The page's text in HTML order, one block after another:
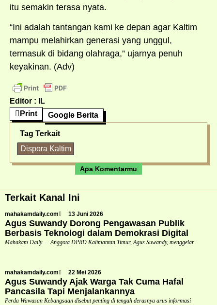
itu semakin terasa nyata.
“Ini adalah tantangan kami ke depan agar Kaltim
mampu melahirkan generasi yang unggul,
termasuk di bidang olahraga,” ujarnya penuh
keyakinan. (Adv)
Editor : IL
Print
Google Berita
Tag Terkait
Dispora Kaltim
Apa Komentarmu
Terkait Kanal Ini
mahakamdaily.com 13 Juni 2026
Agus Suwandy Dorong Pengawasan Publik
Berbasis Teknologi dalam Demokrasi Digital
Mahakam Daily — Anggota DPRD Kalimantan Timur, Agus Suwandy, menggelar
mahakamdaily.com 22 Mei 2026
Agus Suwandy Ajak Warga Tak Cuma Hafal
Pancasila Tapi Menjalankannya
Perda Wawasan Kebangsaan disebut penting di tengah derasnya arus informasi